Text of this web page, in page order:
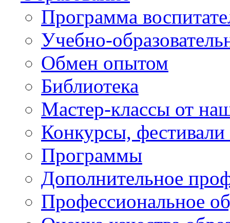
Программа
Учебно-
Обмен опытом
Библиотека
Мастер-классы от
Конкурсы,
Программы
Дополнительное
Профессиональное